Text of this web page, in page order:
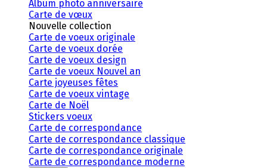
Album photo anniversaire
Carte de vœux
Nouvelle collection
Carte de voeux originale
Carte de voeux dorée
Carte de voeux design
Carte de voeux Nouvel an
Carte joyeuses fêtes
Carte de voeux vintage
Carte de Noël
Stickers voeux
Carte de correspondance
Carte de correspondance classique
Carte de correspondance originale
Carte de correspondance moderne